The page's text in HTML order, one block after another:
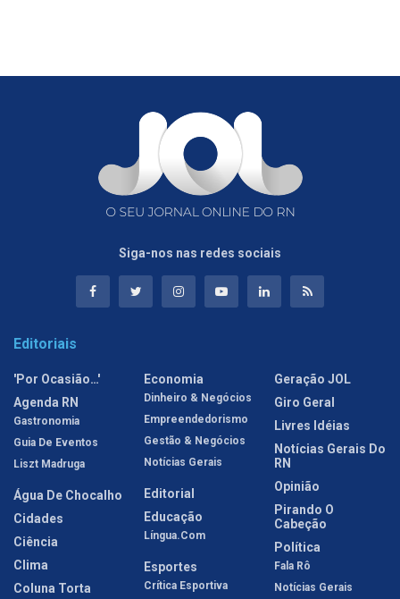
Siga-nos nas redes sociais
Editoriais
'Por Ocasião…'
Agenda RN
Gastronomia
Guia De Eventos
Liszt Madruga
Água De Chocalho
Cidades
Ciência
Clima
Coluna Torta
Economia
Dinheiro & Negócios
Empreendedorismo
Gestão & Negócios
Notícias Gerais
Editorial
Educação
Língua.com
Esportes
Crítica Esportiva
Geração JOL
Giro Geral
Livres Idéias
Notícias Gerais Do
RN
Opinião
Pirando O
Cabeção
Política
Fala Rô
Notícias Gerais